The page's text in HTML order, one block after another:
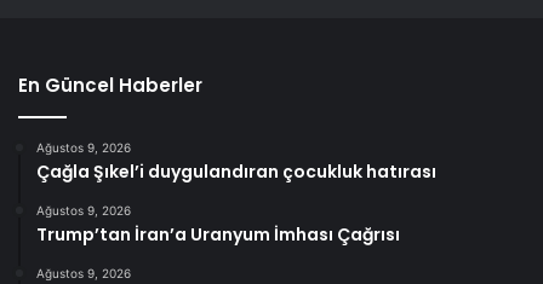
En Güncel Haberler
Ağustos 9, 2026
Çağla Şıkel’i duygulandıran çocukluk hatırası
Ağustos 9, 2026
Trump’tan İran’a Uranyum İmhası Çağrısı
Ağustos 9, 2026